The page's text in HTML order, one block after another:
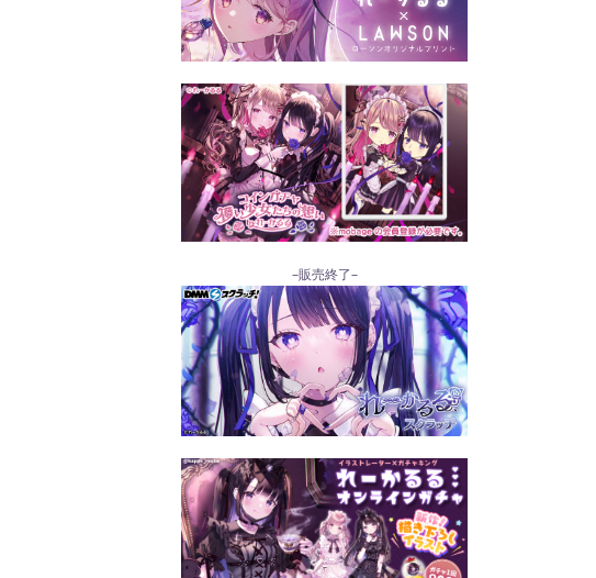
–販売終了–